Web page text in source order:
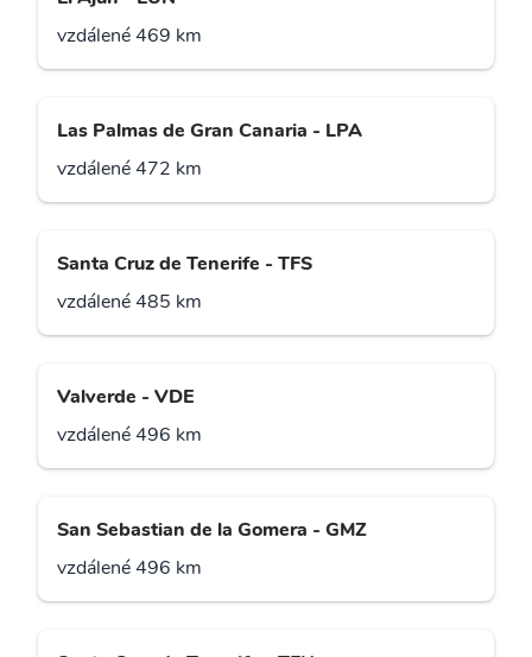
vzdálené 469 km
Las Palmas de Gran Canaria - LPA
vzdálené 472 km
Santa Cruz de Tenerife - TFS
vzdálené 485 km
Valverde - VDE
vzdálené 496 km
San Sebastian de la Gomera - GMZ
vzdálené 496 km